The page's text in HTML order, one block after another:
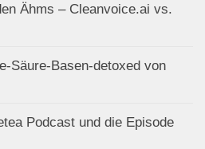
Ähms – Cleanvoice.ai vs.
Säure-Basen-detoxed von
Podcast und die Episode